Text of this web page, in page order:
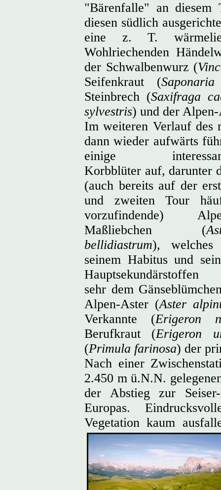
"Bärenfalle" an diesem
diesen südlich
eine z. T.
Wohlriechenden
der Schwalbenwurz (
Seifenkraut (
Steinbrech (Saxifraga
sylvestris) und der
Im weiteren Verlauf des
dann wieder aufwärts
einige
Korbblüter auf, darunter
(auch bereits auf der
und zweiten Tour
vorzufindende)
Maßliebchen (
bellidiastrum), welches
seinem Habitus und
Hauptsekundärstoffen
sehr dem
Alpen-Aster (Aster
Verkannte (Erigeron
Berufkraut (Erigeron
(Primula farinosa) der
Nach einer
2.450 m ü.N.N.
der Abstieg zur
Europas.
Vegetation kaum